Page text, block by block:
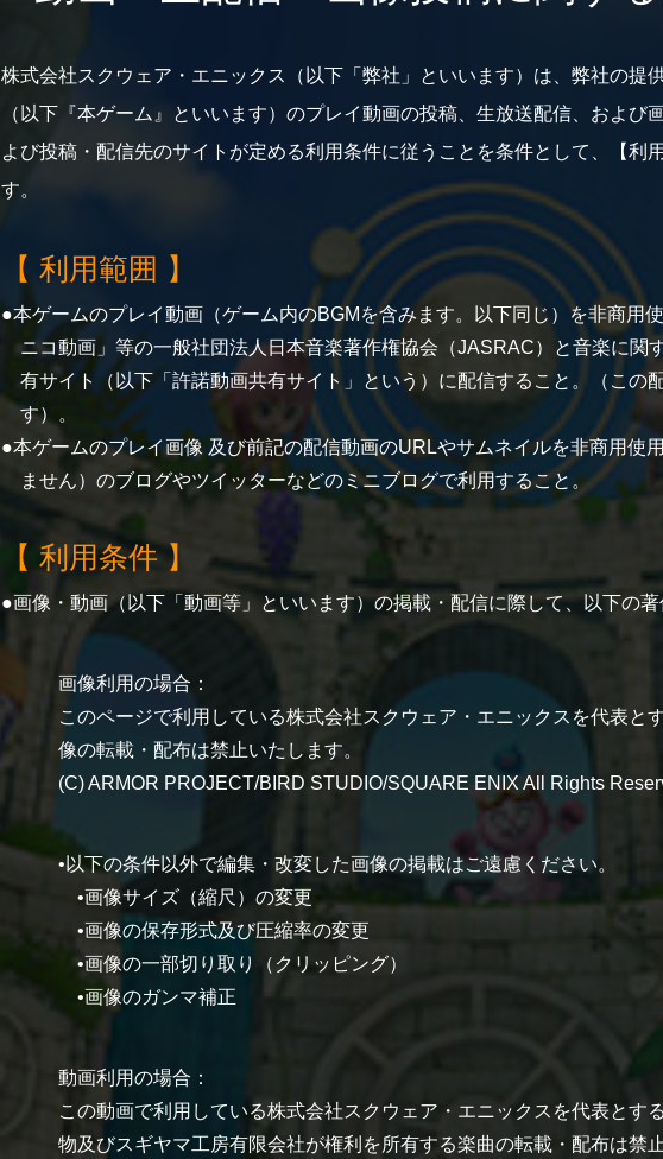
株式会社スクウェア・エニックス（以下「弊社」といいます）は、弊社の提
（以下『本ゲーム』といいます）のプレイ動画の投稿、生放送配信、および
よび投稿・配信先のサイトが定める利用条件に従うことを条件として、【利
す。
【 利用範囲 】
本ゲームのプレイ動画（ゲーム内のBGMを含みます。以下同じ）を非商用
ニコ動画」等の一般社団法人日本音楽著作権協会（JASRAC）と音楽に関
有サイト（以下「許諾動画共有サイト」という）に配信すること。（この
す）。
本ゲームのプレイ画像 及び前記の配信動画のURLやサムネイルを非商用使
ません）のブログやツイッターなどのミニブログで利用すること。
【 利用条件 】
画像・動画（以下「動画等」といいます）の掲載・配信に際して、以下の著
画像利用の場合：
このページで利用している株式会社スクウェア・エニックスを代表と
像の転載・配布は禁止いたします。
(C) ARMOR PROJECT/BIRD STUDIO/SQUARE ENIX All Rights
•以下の条件以外で編集・改変した画像の掲載はご遠慮ください。
•画像サイズ（縮尺）の変更
•画像の保存形式及び圧縮率の変更
•画像の一部切り取り（クリッピング）
•画像のガンマ補正
動画利用の場合：
この動画で利用している株式会社スクウェア・エニックスを代表とす
物及びスギヤマ工房有限会社が権利を所有する楽曲の転載・配布は禁